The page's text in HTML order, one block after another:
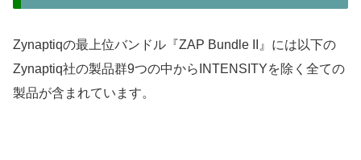
Zynaptiqの最上位バンドル『ZAP Bundle II』には以下の
Zynaptiq社の製品群9つの中からINTENSITYを除く全ての
製品が含まれています。